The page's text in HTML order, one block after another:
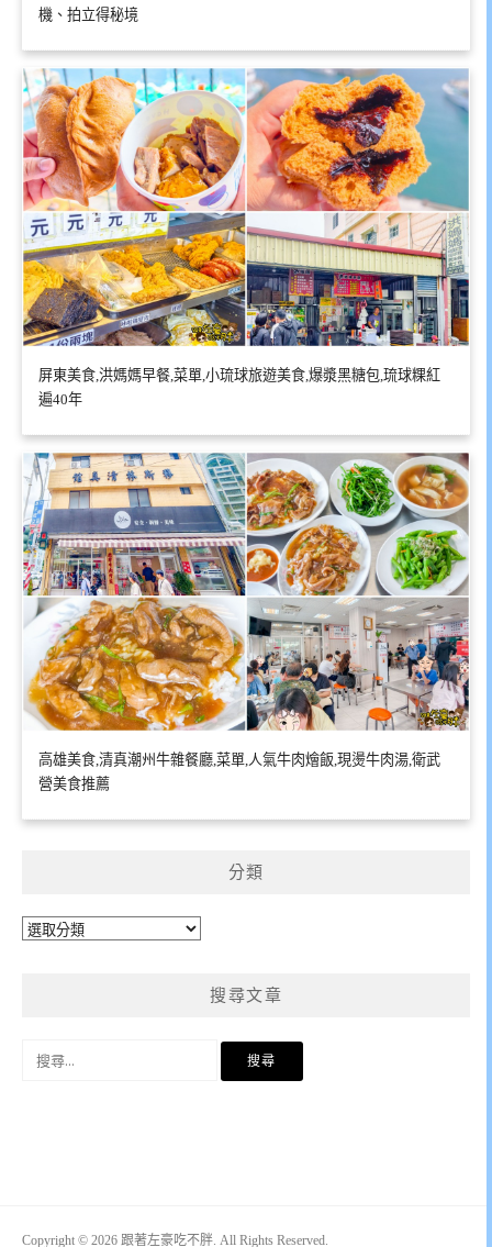
機、拍立得秘境
屏東美食,洪媽媽早餐,菜單,小琉球旅遊美食,爆漿黑糖包,琉球粿紅
遍40年
高雄美食,清真潮州牛雜餐廳,菜單,人氣牛肉燴飯,現燙牛肉湯,衛武
營美食推薦
分類
分
搜尋文章
Copyright © 2026 跟著左豪吃不胖. All Rights Reserved.